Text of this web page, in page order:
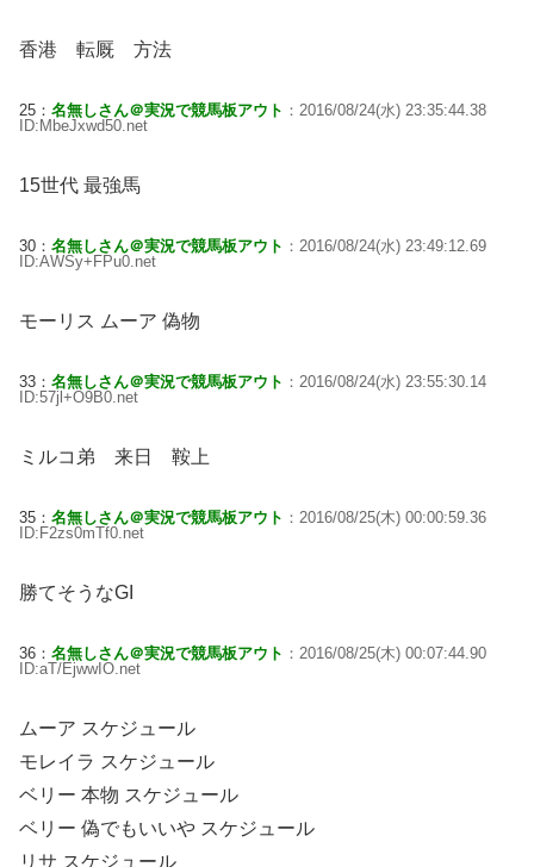
香港 転厩 方法
25： 名無しさん＠実況で競馬板アウト ：2016/08/24(水) 23:35:44.38
ID:MbeJxwd50.net
15世代 最強馬
30： 名無しさん＠実況で競馬板アウト ：2016/08/24(水) 23:49:12.69
ID:AWSy+FPu0.net
モーリス ムーア 偽物
33： 名無しさん＠実況で競馬板アウト ：2016/08/24(水) 23:55:30.14
ID:57jl+O9B0.net
ミルコ弟 来日 鞍上
35： 名無しさん＠実況で競馬板アウト ：2016/08/25(木) 00:00:59.36
ID:F2zs0mTf0.net
勝てそうなGI
36： 名無しさん＠実況で競馬板アウト ：2016/08/25(木) 00:07:44.90
ID:aT/EjwwIO.net
ムーア スケジュール
モレイラ スケジュール
ベリー 本物 スケジュール
ベリー 偽でもいいや スケジュール
リサ スケジュール